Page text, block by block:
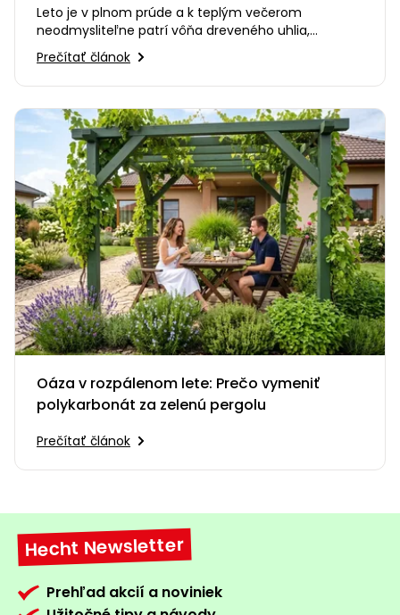
zamilujete
Leto je v plnom prúde a k teplým večerom
neodmysliteľne patrí vôňa dreveného uhlia,
praskanie ohňa a smiech s priateľmi…
Prečítať článok
Oáza v rozpálenom lete: Prečo vymeniť
polykarbonát za zelenú pergolu
Prečítať článok
Hecht Newsletter
Prehľad akcií a noviniek